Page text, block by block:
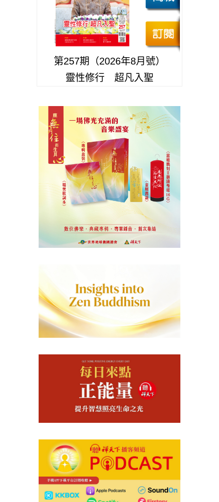
第257期（2026年8月號）
靈性修行 超凡入聖